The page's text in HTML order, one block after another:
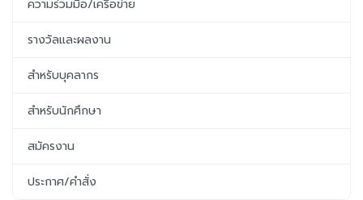
ความร่วมมือ/เครือข่าย
รางวัลและผลงาน
สำหรับบุคลากร
สำหรับนักศึกษา
สมัครงาน
ประกาศ/คำสั่ง